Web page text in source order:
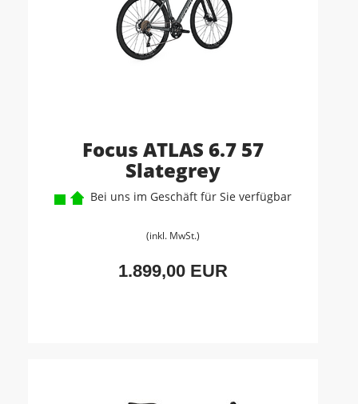
Focus ATLAS 6.7 57
Slategrey
Bei uns im Geschäft für Sie verfügbar
(inkl. MwSt.)
1.899,00 EUR